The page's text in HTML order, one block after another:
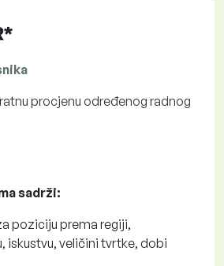
procjenu određenog radnog
sadrži:
poziciju prema regiji,
iskustvu, veličini tvrtke, dobi